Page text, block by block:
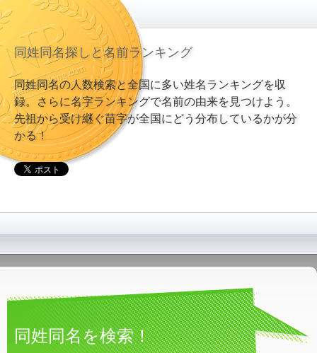
同姓同名探しと名前ランキング
同姓同名の人数検索と全国に多い姓名ランキングを収
録。さらに名字ランキングで名前の由来を見つけよう。
先祖から受け継ぐ苗字が全国にどう分布しているかが分
かる！
同姓同名を検索！